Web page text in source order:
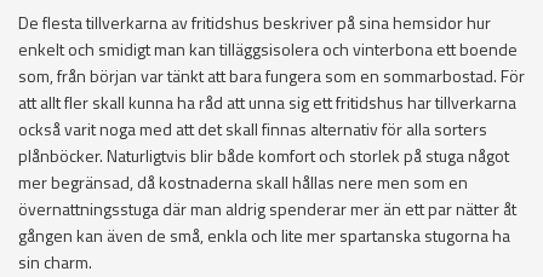
De flesta tillverkarna av fritidshus beskriver på sina hemsidor hur
enkelt och smidigt man kan tilläggsisolera och vinterbona ett boende
som, från början var tänkt att bara fungera som en sommarbostad. För
att allt fler skall kunna ha råd att unna sig ett fritidshus har tillverkarna
också varit noga med att det skall finnas alternativ för alla sorters
plånböcker. Naturligtvis blir både komfort och storlek på stuga något
mer begränsad, då kostnaderna skall hållas nere men som en
övernattningsstuga där man aldrig spenderar mer än ett par nätter åt
gången kan även de små, enkla och lite mer spartanska stugorna ha
sin charm.